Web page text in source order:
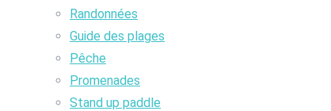
Randonnées
Guide des plages
Pêche
Promenades
Stand up paddle